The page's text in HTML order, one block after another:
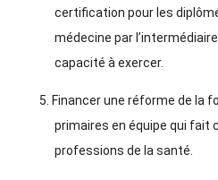
certification pour les
médecine par
capacité à exercer.
Financer une réforme de la
primaires en équipe qui fait
professions de la santé.